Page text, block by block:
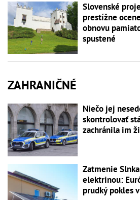
Slovenské
prestížne
obnovu
spustené
ZAHRANIČNÉ
Niečo jej
skontrolovať
zachránila im
Zatmenie
elektrinou:
prudký pokles